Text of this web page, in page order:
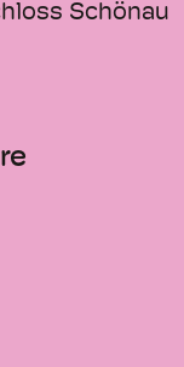
Schönau